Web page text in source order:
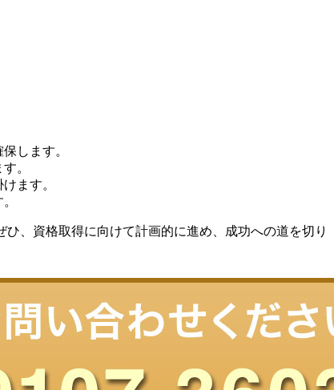
します。
。
ます。
、資格取得に向けて計画的に進め、成功への道を切り